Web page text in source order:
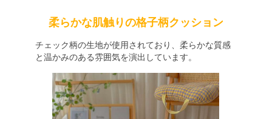
柔らかな肌触りの格子柄クッション
チェック柄の生地が使用されており、柔らかな質感
と温かみのある雰囲気を演出しています。